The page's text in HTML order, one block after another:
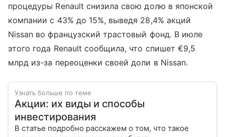
процедуры Renault снизила свою долю в японской
компании с 43% до 15%, выведя 28,4% акций
Nissan во французский трастовый фонд. В июле
этого года Renault сообщила, что спишет €9,5
млрд из-за переоценки своей доли в Nissan.
Узнать больше по теме
Акции: их виды и способы
инвестирования
В статье подробно расскажем о том, что такое